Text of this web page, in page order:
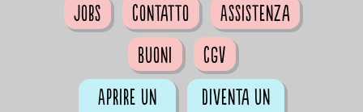
Jobs
Contatto
Assistenza
Buoni
CGV
Aprire un
Diventa un